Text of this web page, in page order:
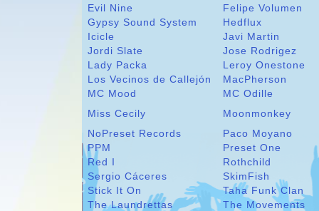
Evil Nine
Felipe Volumen
Gypsy Sound System
Hedflux
Icicle
Javi Martin
Jordi Slate
Jose Rodrigez
Lady Packa
Leroy Onestone
Los Vecinos de Callejón
MacPherson
MC Mood
MC Odille
Miss Cecily
Moonmonkey
NoPreset Records
Paco Moyano
PPM
Preset One
Red I
Rothchild
Sergio Cáceres
SkimFish
Stick It On
Taha Funk Clan
The Laundrettas
The Movements